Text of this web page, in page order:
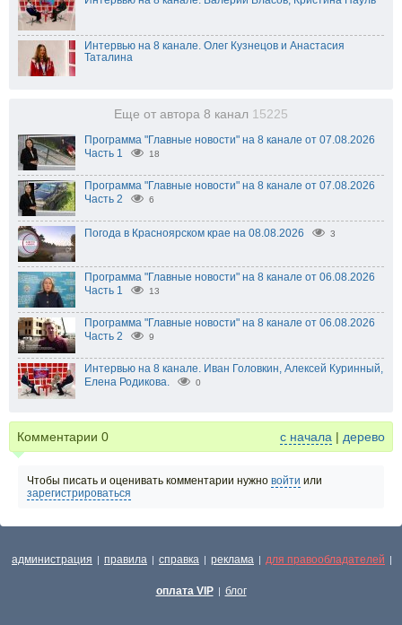
Интервью на 8 канале. Олег Кузнецов и Анастасия
Таталина
Еще от автора 8 канал 15225
Программа "Главные новости" на 8 канале от 07.08.2026
Часть 1
18
Программа "Главные новости" на 8 канале от 07.08.2026
Часть 2
6
Погода в Красноярском крае на 08.08.2026 3
Программа "Главные новости" на 8 канале от 06.08.2026
Часть 1
13
Программа "Главные новости" на 8 канале от 06.08.2026
Часть 2
9
Интервью на 8 канале. Иван Головкин, Алексей Куринный,
Елена Родикова.
0
Комментарии 0 с начала | дерево
Чтобы писать и оценивать комментарии нужно войти или
зарегистрироваться
администрация | правила | справка | реклама | для правообладателей |
оплата VIP | блог